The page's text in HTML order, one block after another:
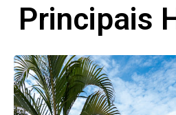
Principais